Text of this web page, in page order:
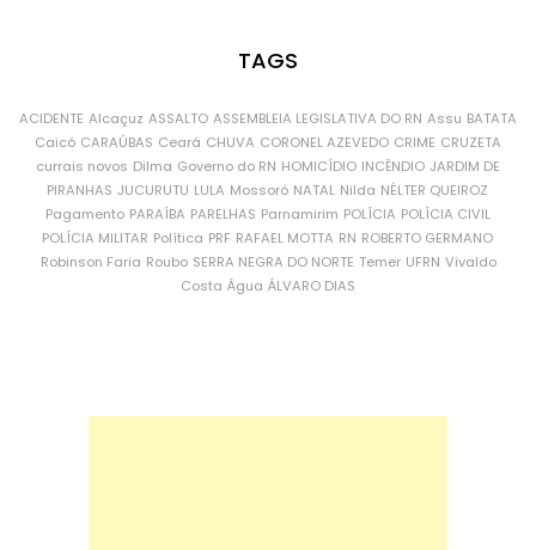
TAGS
ACIDENTE Alcaçuz ASSALTO ASSEMBLEIA LEGISLATIVA DO RN Assu BATATA
Caicó CARAÚBAS Ceará CHUVA CORONEL AZEVEDO CRIME CRUZETA
currais novos Dilma Governo do RN HOMICÍDIO INCÊNDIO JARDIM DE
PIRANHAS JUCURUTU LULA Mossoró NATAL Nilda NÉLTER QUEIROZ
Pagamento PARAÍBA PARELHAS Parnamirim POLÍCIA POLÍCIA CIVIL
POLÍCIA MILITAR Política PRF RAFAEL MOTTA RN ROBERTO GERMANO
Robinson Faria Roubo SERRA NEGRA DO NORTE Temer UFRN Vivaldo
Costa Água ÁLVARO DIAS